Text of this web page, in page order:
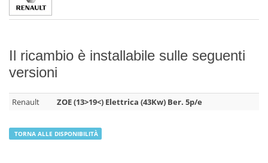
Il ricambio è installabile sulle seguenti
versioni
Renault ZOE (13>19<) Elettrica (43Kw) Ber. 5p/e
TORNA ALLE DISPONIBILITÀ